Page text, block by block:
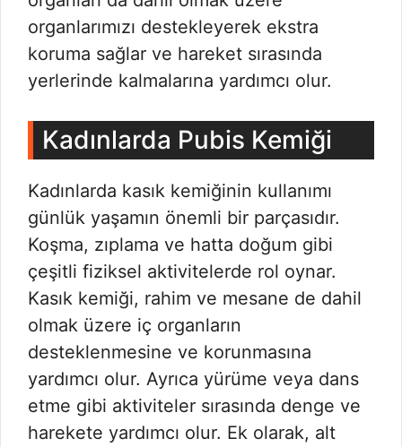
organlarımızı destekleyerek ekstra
koruma sağlar ve hareket sırasında
yerlerinde kalmalarına yardımcı olur.
Kadınlarda Pubis Kemiği
Kadınlarda kasık kemiğinin kullanımı
günlük yaşamın önemli bir parçasıdır.
Koşma, zıplama ve hatta doğum gibi
çeşitli fiziksel aktivitelerde rol oynar.
Kasık kemiği, rahim ve mesane de dahil
olmak üzere iç organların
desteklenmesine ve korunmasına
yardımcı olur. Ayrıca yürüme veya dans
etme gibi aktiviteler sırasında denge ve
harekete yardımcı olur. Ek olarak, alt